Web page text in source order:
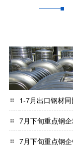
1-7月出口钢材
7月下旬重点钢
7月下旬重点钢